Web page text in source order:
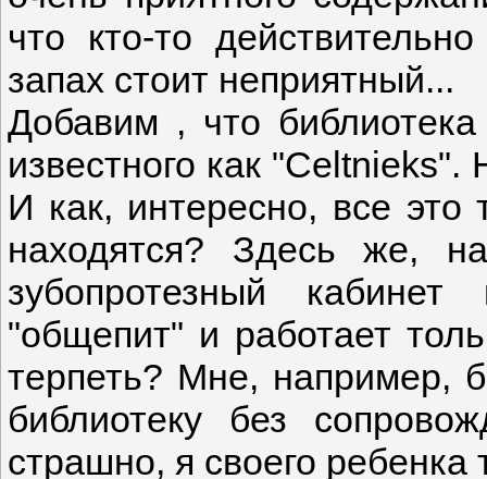
что кто-то
запах стоит неприятный...
Добавим , что
известного как
И как, интересно, все это
находятся? Здесь же,
зубопротезный
"общепит" и работает
терпеть? Мне, например,
библиотеку без
страшно, я своего ребенка